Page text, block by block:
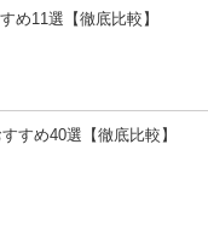
め11選【徹底比較】
すめ40選【徹底比較】